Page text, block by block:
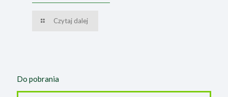
Czytaj dalej
Do pobrania